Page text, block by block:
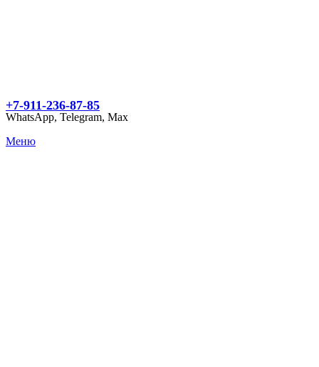
+7-911-236-87-85
WhatsApp, Telegram, Max
Меню